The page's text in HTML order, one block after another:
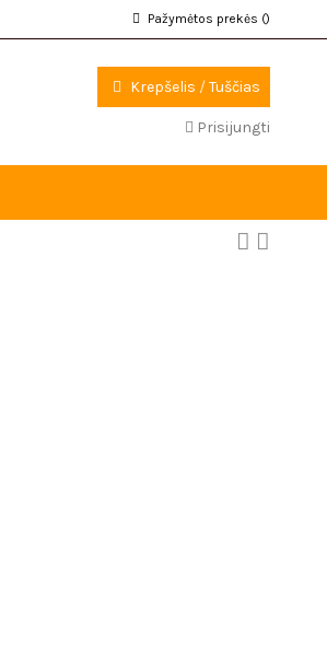
Pažymėtos prekės ()
Krepšelis /Tuščias
Prisijungti